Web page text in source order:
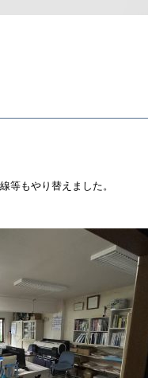
等もやり替えました。